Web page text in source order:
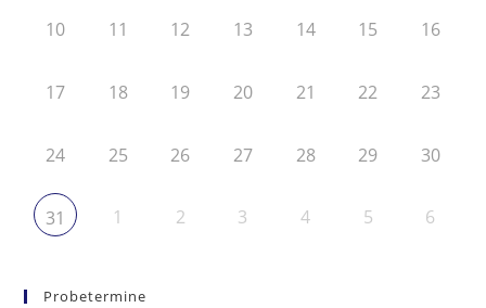
10 11 12 13 14 15 16
17 18 19 20 21 22 23
24 25 26 27 28 29 30
31 1 2 3 4 5 6
Probetermine